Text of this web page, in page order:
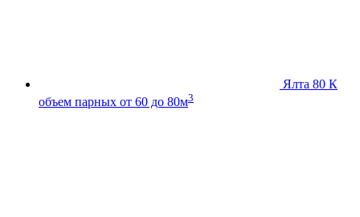
Ялта 80 К
объем парных от 60 до 80м3